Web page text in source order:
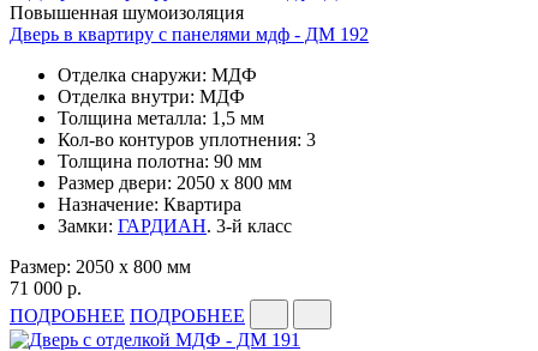
Повышенная шумоизоляция
Дверь в квартиру с панелями мдф - ДМ 192
Отделка снаружи: МДФ
Отделка внутри: МДФ
Толщина металла: 1,5 мм
Кол-во контуров уплотнения: 3
Толщина полотна: 90 мм
Размер двери: 2050 x 800 мм
Назначение: Квартира
Замки: ГАРДИАН. 3-й класс
Размер: 2050 x 800 мм
71 000 р.
ПОДРОБНЕЕ ПОДРОБНЕЕ